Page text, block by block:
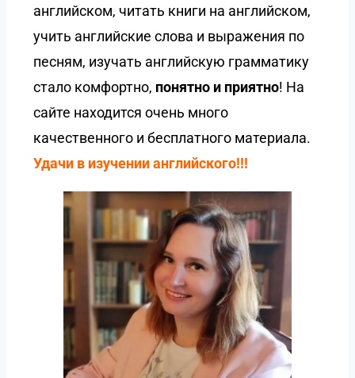
английском, читать книги на английском,
учить английские слова и выражения по
песням, изучать английскую грамматику
стало комфортно, понятно и приятно! На
сайте находится очень много
качественного и бесплатного материала.
Удачи в изучении английского!!!